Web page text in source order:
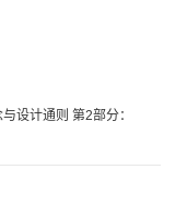
设计通则 第2部分：